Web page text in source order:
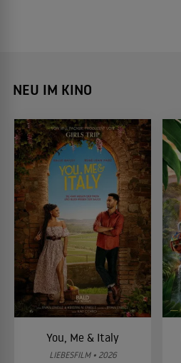
NEU IM KINO
You, Me & Italy
LIEBESFILM • 2026